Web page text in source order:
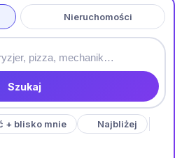
Nieruchomości
Szukaj
+ blisko mnie
Najbliżej